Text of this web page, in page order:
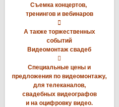
Съемка концертов,
тренингов и вебинаров

А также торжественных
событий
Видеомонтаж свадеб

Специальные цены и
предложения по видеомонтажу,
для телеканалов,
свадебных видеографов
и на оцифровку видео.